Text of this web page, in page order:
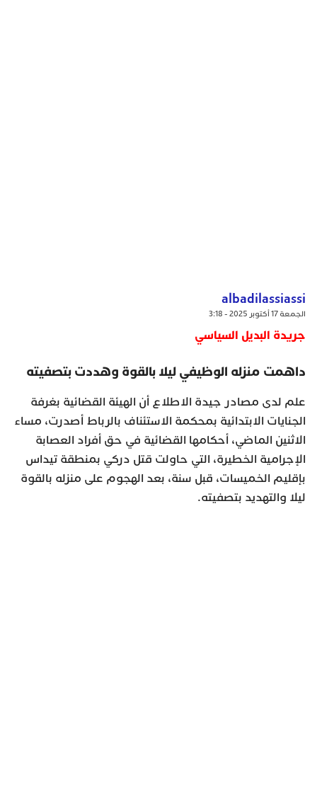
albadilassiassi
الجمعة 17 أكتوبر 2025 - 3:18
جريدة البديل السياسي
داهمت منزله الوظيفي ليلا بالقوة وهددت بتصفيته
علم لدى مصادر جيدة الاطلاع أن الهيئة القضائية بغرفة
الجنايات الابتدائية بمحكمة الاستئناف بالرباط أصدرت، مساء
الاثنين الماضي، أحكامها القضائية في حق أفراد العصابة
الإجرامية الخطيرة، التي حاولت قتل دركي بمنطقة تيداس
بإقليم الخميسات، قبل سنة، بعد الهجوم على منزله بالقوة
ليلا والتهديد بتصفيته.